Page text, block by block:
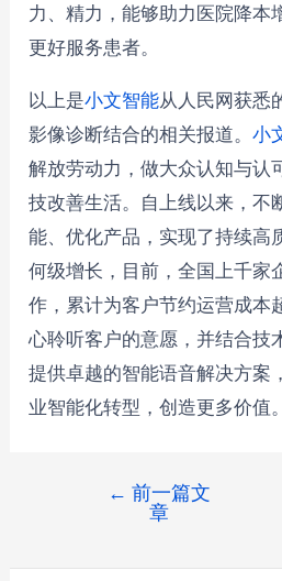
力、精力，能够助力医院降本
更好服务患者。
以上是小文智能从人民网获悉
影像诊断结合的相关报道。小
解放劳动力，做大众认知与认
技改善生活。自上线以来，不
能、优化产品，实现了持续高
何级增长，目前，全国上千家
作，累计为客户节约运营成本
心聆听客户的意愿，并结合技
提供卓越的智能语音解决方案
业智能化转型，创造更多价值。
← 前一篇文
章